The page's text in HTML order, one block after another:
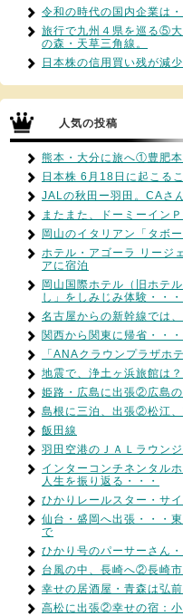
令和の時代の国内企業は・
旅行で九州４県を巡る⑤
の森・天草三角線。
日本株の信用買い残が減
人気の投稿
熊本・大分に旅へ①豊肥
日本株 6月18日に起こる
JALの秋田ー羽田。CAさ
またまた、ドーミーイン
岡山のイタリアン「タボ
ホテル・アゴーラ リージ
アに宿泊
岡山国際ホテル（旧ホテ
し」をしみじみ体験・・・
名古屋からの新幹線では
関西から関東に帰省・・
「ANAクラウンプラザホ
地震で、浄土ヶ浜旅館は？
姫路・広島に出張②広島
島根に三泊、出張②松江
飯田線
羽田空港のＪＡＬラウン
インターコンチネンタル
人生を振り返る・・・
ひかりレールスター・サ
仙台・盛岡へ出張・・・
で
ひかり号のパーサーさん
台風の中、長崎へ②長崎市
幸せの居酒屋・青森は弘前
高松に出張②幸せの宿：